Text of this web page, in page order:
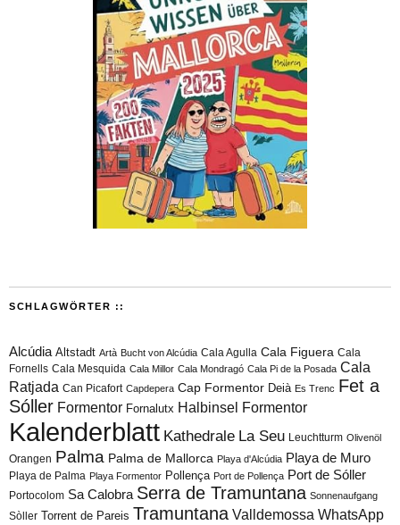
SCHLAGWÖRTER ::
Alcúdia Altstadt Artà Bucht von Alcúdia Cala Agulla Cala Figuera Cala
Fornells Cala Mesquida Cala Millor Cala Mondragó Cala Pi de la Posada Cala
Ratjada Can Picafort Capdepera Cap Formentor Deià Es Trenc Fet a
Sóller Formentor Fornalutx Halbinsel Formentor
Kalenderblatt Kathedrale La Seu Leuchtturm Olivenöl
Orangen Palma Palma de Mallorca Playa d'Alcúdia Playa de Muro
Playa de Palma Playa Formentor Pollença Port de Pollença Port de Sóller
Portocolom Sa Calobra Serra de Tramuntana Sonnenaufgang
Sòller Torrent de Pareis Tramuntana Valldemossa WhatsApp